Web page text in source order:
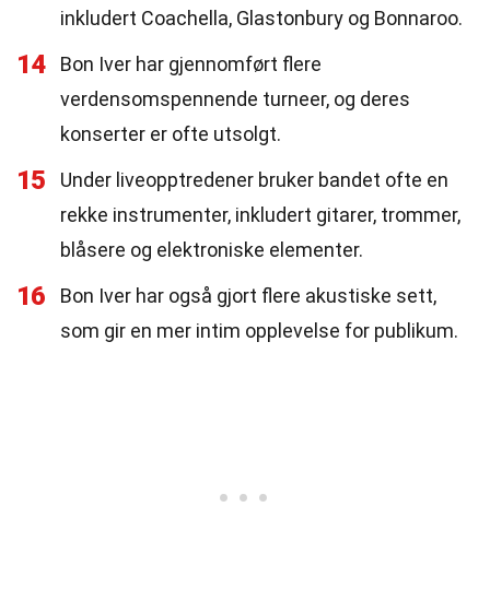
inkludert Coachella, Glastonbury og Bonnaroo.
14
Bon Iver har gjennomført flere
verdensomspennende turneer, og deres
konserter er ofte utsolgt.
15
Under liveopptredener bruker bandet ofte en
rekke instrumenter, inkludert gitarer, trommer,
blåsere og elektroniske elementer.
16
Bon Iver har også gjort flere akustiske sett,
som gir en mer intim opplevelse for publikum.